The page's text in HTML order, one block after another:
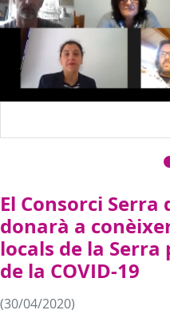
El Consorci
donarà a
locals de la
de la COVID-19
(30/04/2020)